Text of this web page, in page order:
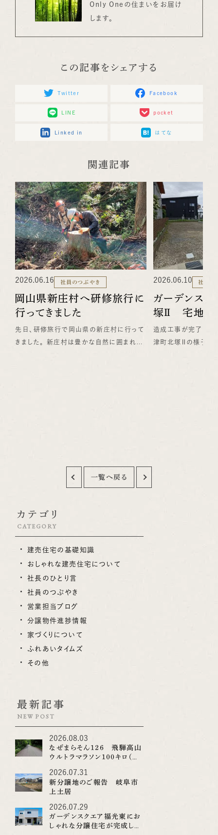
Only Oneの住まいをお届け
します。
この記事をシェアする
Twitter Facebook
LINE pocket
Linked in はてな
関連記事
2026.06.16 社員のつぶやき
岡山県新庄村へ研修旅行に
行ってきました
先日、研修旅行で岡山県の新庄村に行って
きました。 新庄村は豊かな自然に囲まれた
で刺激的な体験となりました。 今回の経験
をきっかけに、これからはプライベートでも
ム）
2026.06.10 社員の
ガーデンス
塚Ⅱ 宅地造
造成工事が完了した
津町北塚Ⅱの様子で
一覧へ戻る
カテゴリ
CATEGORY
建売住宅の基礎知識
おしゃれな建売住宅について
社長のひとり言
社員のつぶやき
営業担当ブログ
分譲物件進捗情報
家づくりについて
ふれあいタイムズ
その他
最新記事
NEW POST
2026.08.03
なぜまらそん１２６ 飛騨高山
ウルトラマラソン１００キロ（そ
2026.07.31
新分譲地のご報告 岐阜市
上土居
2026.07.29
ガーデンスクエア福光東にお
しゃれな分譲住宅が完成しま